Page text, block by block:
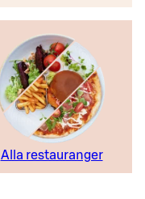
Alla restauranger